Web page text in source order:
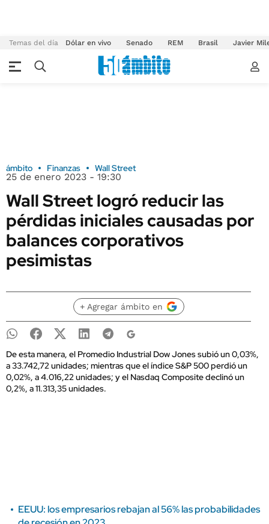
Temas del día Dólar en vivo Senado REM Brasil Javier
ámbito Finanzas Wall Street
25 de enero 2023 - 19:30
Wall Street logró reducir las
pérdidas iniciales causadas por
balances corporativos
pesimistas
+ Agregar ámbito en
De esta manera, el Promedio Industrial Dow Jones subió un 0,03%,
a 33.742,72 unidades; mientras que el índice S&P 500 perdió un
0,02%, a 4.016,22 unidades; y el Nasdaq Composite declinó un
0,2%, a 11.313,35 unidades.
EEUU: los empresarios rebajan al 56% las probabilidades